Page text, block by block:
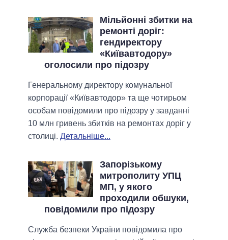
Мільйонні збитки на
ремонті доріг:
гендиректору
«Київавтодору»
оголосили про підозру
Генеральному директору комунальної
корпорації «Київавтодор» та ще чотирьом
особам повідомили про підозру у завданні
10 млн гривень збитків на ремонтах доріг у
столиці. Детальніше...
Запорізькому
митрополиту УПЦ
МП, у якого
проходили обшуки,
повідомили про підозру
Служба безпеки України повідомила про